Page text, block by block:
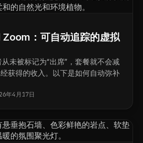
：可自动追踪的虚拟
未被标记为“出席”，套餐就不会减
获得的收入。以下是如何自动弥补
年4月17日